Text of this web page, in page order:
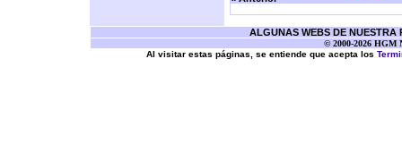
ALGUNAS WEBS DE NUESTRA
© 2000-2026 HGM
Al visitar estas páginas, se entiende que acepta los